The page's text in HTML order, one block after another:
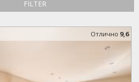
FILTER
Oтлично 9,6